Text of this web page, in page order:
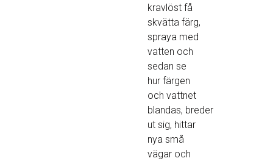
kravlöst få
skvätta färg,
spraya med
vatten och
sedan se
hur färgen
och vattnet
blandas, breder
ut sig, hittar
nya små
vägar och